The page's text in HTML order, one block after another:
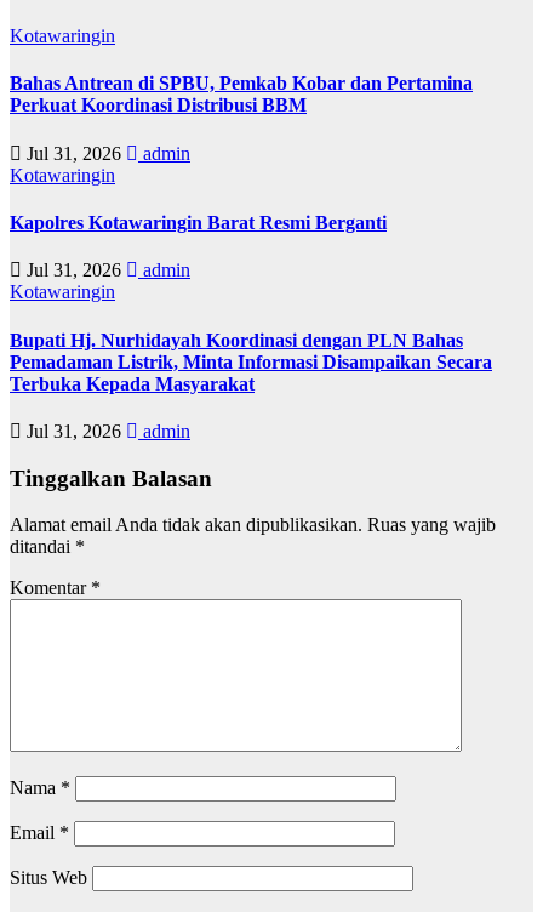
Kotawaringin
Bahas Antrean di SPBU, Pemkab Kobar dan Pertamina
Perkuat Koordinasi Distribusi BBM
Jul 31, 2026
admin
Kotawaringin
Kapolres Kotawaringin Barat Resmi Berganti
Jul 31, 2026
admin
Kotawaringin
Bupati Hj. Nurhidayah Koordinasi dengan PLN Bahas
Pemadaman Listrik, Minta Informasi Disampaikan Secara
Terbuka Kepada Masyarakat
Jul 31, 2026 admin
Tinggalkan Balasan
Alamat email Anda tidak akan dipublikasikan. Ruas yang wajib
ditandai *
Komentar *
Nama *
Email *
Situs Web